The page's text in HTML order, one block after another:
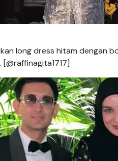
long dress hitam dengan